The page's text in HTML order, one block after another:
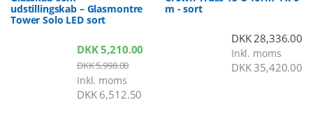
udstillingskab – Glasmontre
Tower Solo LED sort
DKK5,210.00
DKK5,998.00
Inkl. moms
DKK6,512.50
m - sort
DKK28,336.00
Inkl. moms
DKK35,420.00